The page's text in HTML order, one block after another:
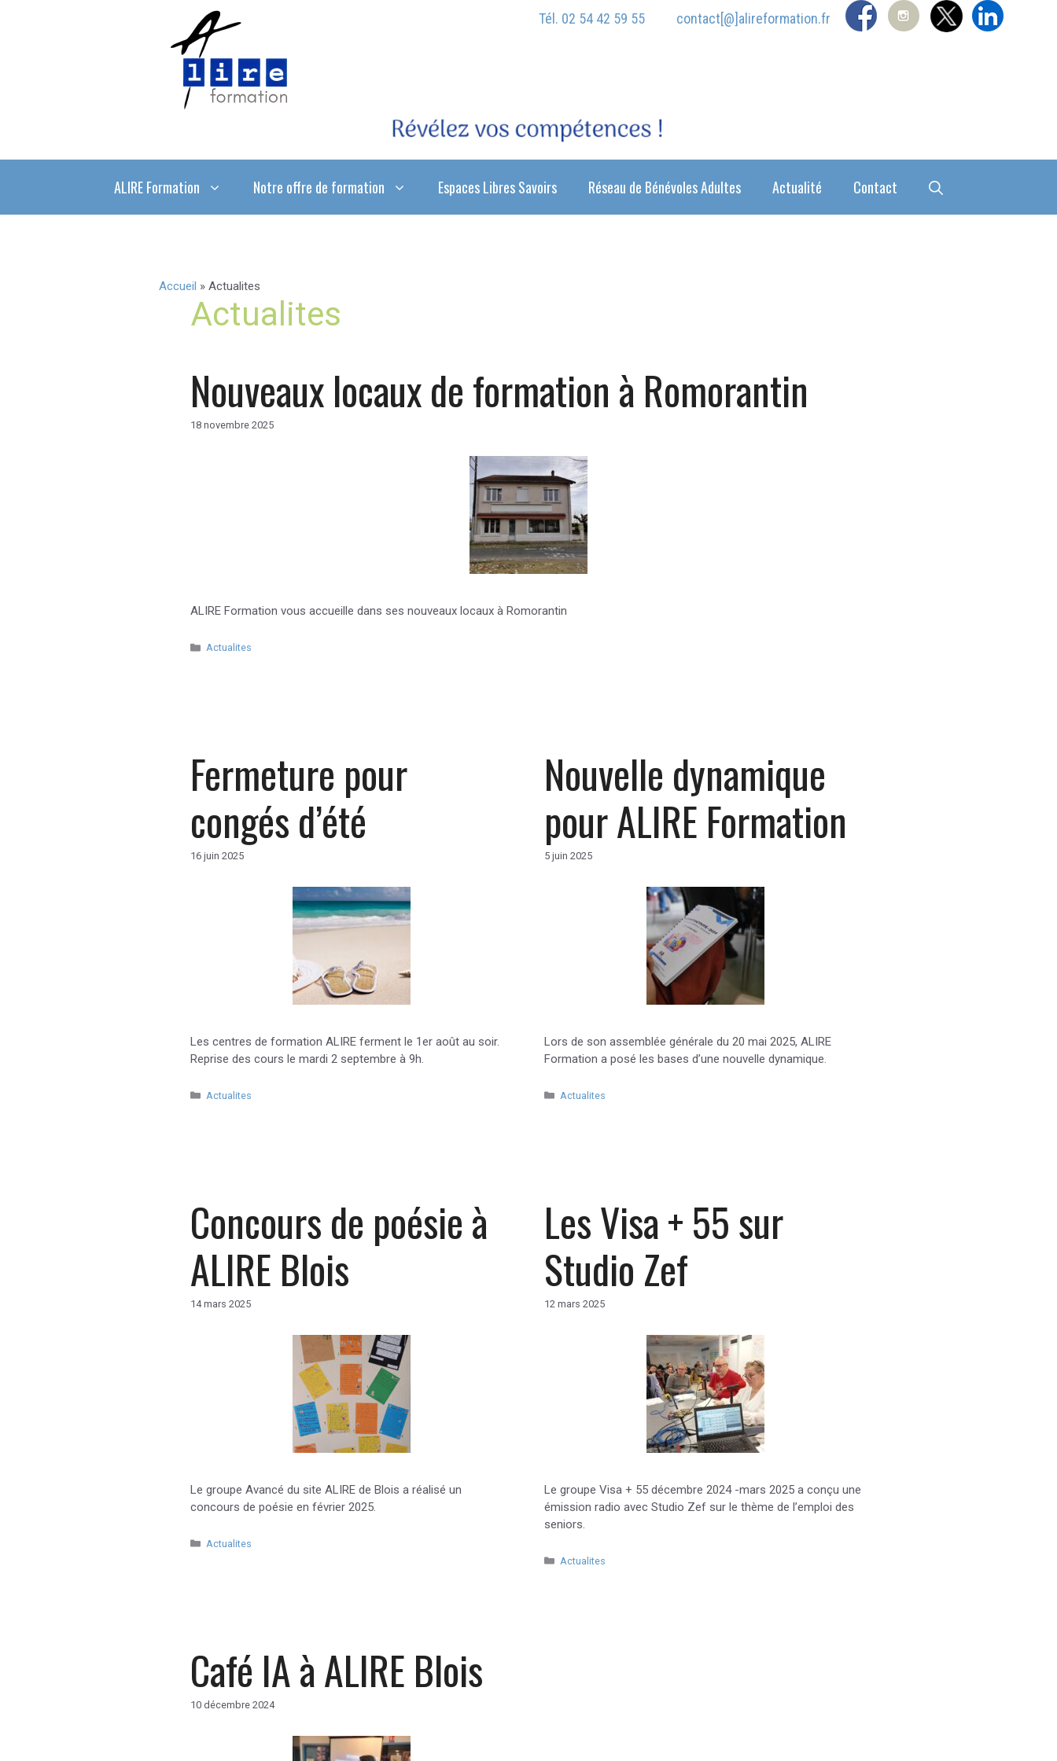
Tél. 02 54 42 59 55 contact[@]alireformation.fr
ALIRE Formation Notre offre de formation Espaces Libres Savoirs Réseau de Bénévoles Adultes Actualité Contact
Accueil » Actualites
Actualites
Nouveaux locaux de formation à Romorantin
18 novembre 2025
ALIRE Formation vous accueille dans ses nouveaux locaux à Romorantin
Catégories
Actualites
Fermeture pour
congés d’été
16 juin 2025
Les centres de formation ALIRE ferment le 1er août au soir.
Reprise des cours le mardi 2 septembre à 9h.
Catégories
Actualites
Nouvelle dynamique
pour ALIRE Formation
5 juin 2025
Lors de son assemblée générale du 20 mai 2025, ALIRE
Formation a posé les bases d’une nouvelle dynamique.
Catégories
Actualites
Concours de poésie à
ALIRE Blois
14 mars 2025
Le groupe Avancé du site ALIRE de Blois a réalisé un
concours de poésie en février 2025.
Catégories
Actualites
Les Visa + 55 sur
Studio Zef
12 mars 2025
Le groupe Visa + 55 décembre 2024 -mars 2025 a conçu une
émission radio avec Studio Zef sur le thème de l’emploi des
seniors.
Catégories
Actualites
Café IA à ALIRE Blois
10 décembre 2024